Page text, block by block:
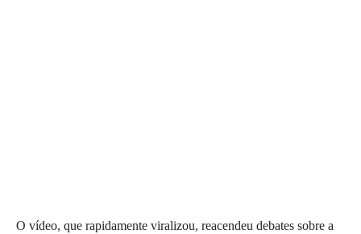
O vídeo, que rapidamente viralizou, reacendeu debates sobre a